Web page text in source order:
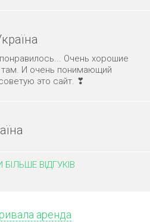
Очень хорошие
И очень понимающий
это сайт. ❣
ВІДГУКІВ
аренда